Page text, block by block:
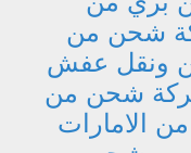
شحن من
ونقل عفش
شحن من
الامارات